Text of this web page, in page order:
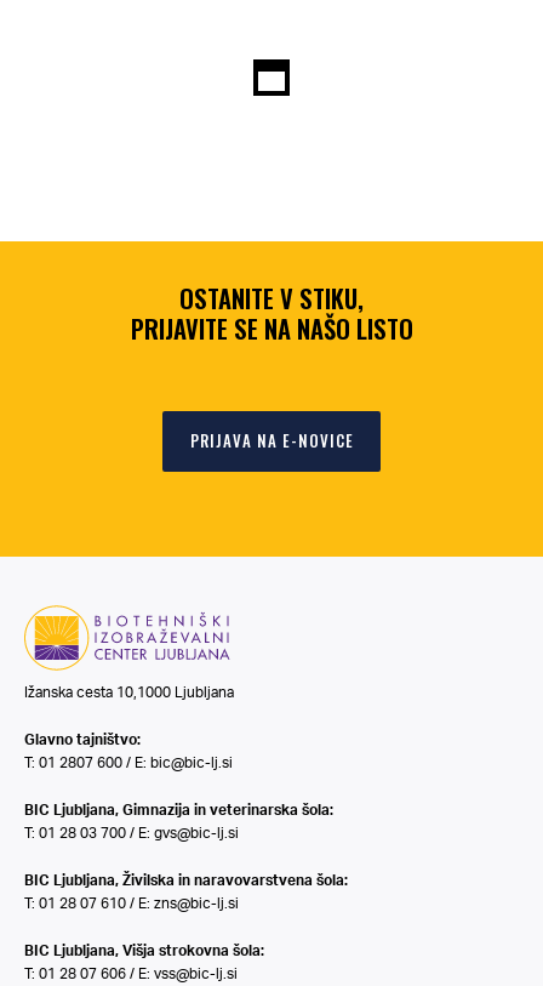
OSTANITE V STIKU,
PRIJAVITE SE NA NAŠO LISTO
PRIJAVA NA E-NOVICE
Ižanska cesta 10,1000 Ljubljana
Glavno tajništvo:
T: 01 2807 600 / E: bic@bic-lj.si
BIC Ljubljana, Gimnazija in veterinarska šola:
T: 01 28 03 700 / E: gvs@bic-lj.si
BIC Ljubljana, Živilska in naravovarstvena šola:
T: 01 28 07 610 / E: zns@bic-lj.si
BIC Ljubljana, Višja strokovna šola:
T: 01 28 07 606 / E: vss@bic-lj.si